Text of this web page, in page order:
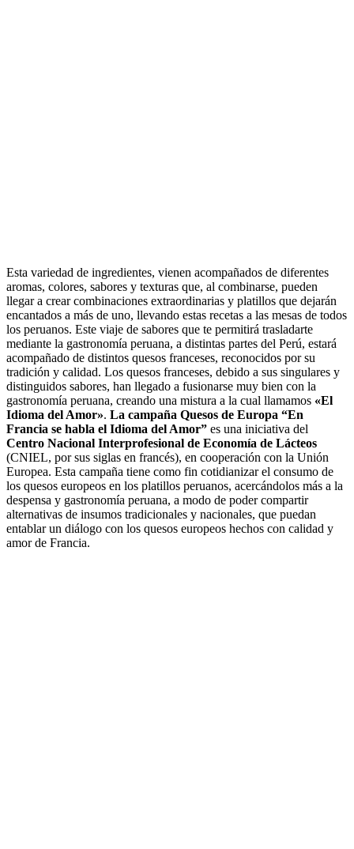
Esta variedad de ingredientes, vienen acompañados de diferentes
aromas, colores, sabores y texturas que, al combinarse, pueden
llegar a crear combinaciones extraordinarias y platillos que dejarán
encantados a más de uno, llevando estas recetas a las mesas de todos
los peruanos. Este viaje de sabores que te permitirá trasladarte
mediante la gastronomía peruana, a distintas partes del Perú, estará
acompañado de distintos quesos franceses, reconocidos por su
tradición y calidad. Los quesos franceses, debido a sus singulares y
distinguidos sabores, han llegado a fusionarse muy bien con la
gastronomía peruana, creando una mistura a la cual llamamos «El
Idioma del Amor». La campaña Quesos de Europa “En
Francia se habla el Idioma del Amor” es una iniciativa del
Centro Nacional Interprofesional de Economía de Lácteos
(CNIEL, por sus siglas en francés), en cooperación con la Unión
Europea. Esta campaña tiene como fin cotidianizar el consumo de
los quesos europeos en los platillos peruanos, acercándolos más a la
despensa y gastronomía peruana, a modo de poder compartir
alternativas de insumos tradicionales y nacionales, que puedan
entablar un diálogo con los quesos europeos hechos con calidad y
amor de Francia.